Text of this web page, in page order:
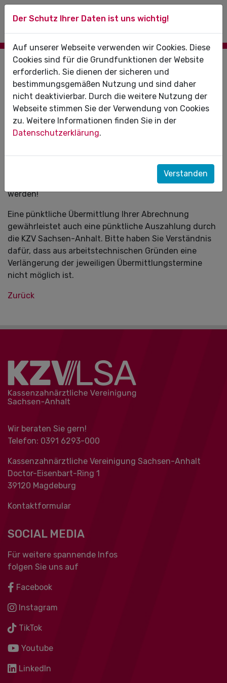
Abgabetermin Abrechnung März 2022:
05.04.2022
Letzter Abgabetermin für die Abrechnung von
Leistungen im:
März 2022 (Monatsabrechnung)
Frühere Übermittlungen sind selbstverständlich
möglich. Später übermittelte Abrechnungen können im
laufenden Monat oder Quartal nicht berücksichtigt
werden!
Eine pünktliche Übermittlung Ihrer Abrechnung
gewährleistet auch eine pünktliche Auszahlung durch
die KZV Sachsen-Anhalt. Bitte haben Sie Verständnis
dafür, dass aus arbeitstechnischen Gründen eine
Verlängerung der jeweiligen Übermittlungstermine
nicht möglich ist.
Zurück
Wir beraten Sie gern!
Telefon: 0391 ‍6293-000
Kassenzahnärztliche Vereinigung Sachsen-Anhalt
Doctor-Eisenbart-Ring 1
39120 Magdeburg
Kontaktformular
SOCIAL MEDIA
Für weitere spannende Infos
folgen Sie uns auf
Facebook
Instagram
TikTok
Youtube
LinkedIn
Der Schutz Ihrer Daten ist uns wichtig!
Auf unserer Webseite verwenden wir Cookies. Diese
Cookies sind für die Grundfunktionen der Website
erforderlich. Sie dienen der sicheren und
bestimmungsgemäßen Nutzung und sind daher
nicht deaktivierbar. Durch die weitere Nutzung der
Webseite stimmen Sie der Verwendung von Cookies
zu. Weitere Informationen finden Sie in der
Datenschutzerklärung.
Verstanden